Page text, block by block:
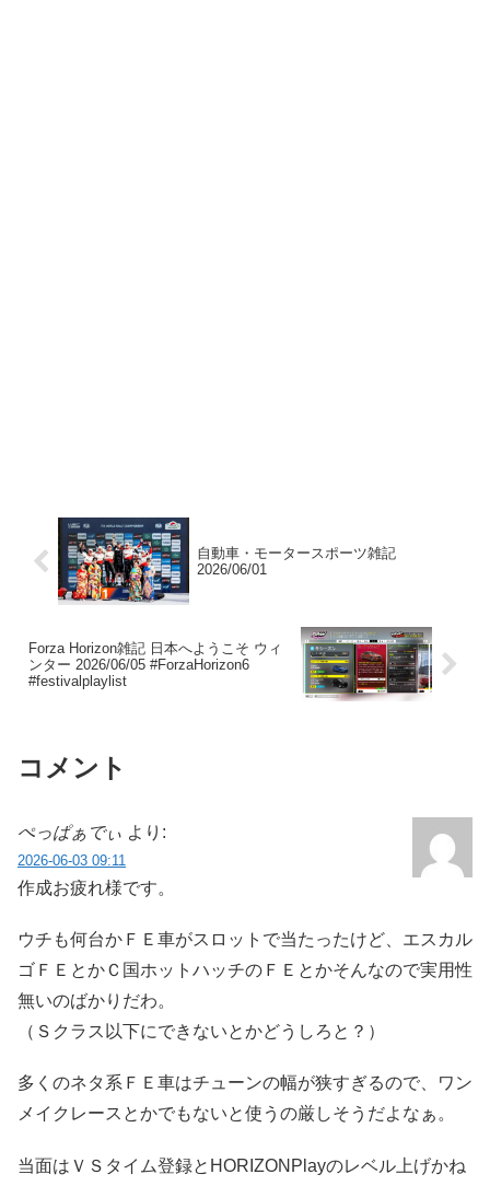
自動車・モータースポーツ雑記
2026/06/01
Forza Horizon雑記 日本へようこそ ウィ
ンター 2026/06/05 #ForzaHorizon6
#festivalplaylist
コメント
ぺっぱぁでぃ より:
2026-06-03 09:11
作成お疲れ様です。
ウチも何台かＦＥ車がスロットで当たったけど、エスカル
ゴＦＥとかＣ国ホットハッチのＦＥとかそんなので実用性
無いのばかりだわ。
（Ｓクラス以下にできないとかどうしろと？）
多くのネタ系ＦＥ車はチューンの幅が狭すぎるので、ワン
メイクレースとかでもないと使うの厳しそうだよなぁ。
当面はＶＳタイム登録とHORIZONPlayのレベル上げかね